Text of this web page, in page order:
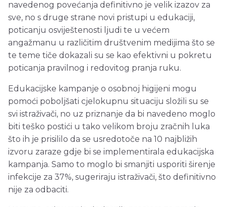
navedenog povećanja definitivno je velik izazov za
sve, no s druge strane novi pristupi u edukaciji,
poticanju osviještenosti ljudi te u većem
angažmanu u različitim društvenim medijima što se
te teme tiče dokazali su se kao efektivni u pokretu
poticanja pravilnog i redovitog pranja ruku.
Edukacijske kampanje o osobnoj higijeni mogu
pomoći poboljšati cjelokupnu situaciju složili su se
svi istraživači, no uz priznanje da bi navedeno moglo
biti teško postići u tako velikom broju zračnih luka
što ih je prisililo da se usredotoče na 10 najbližih
izvoru zaraze gdje bi se implementirala edukacijska
kampanja. Samo to moglo bi smanjiti usporiti širenje
infekcije za 37%, sugeriraju istraživači, što definitivno
nije za odbaciti.